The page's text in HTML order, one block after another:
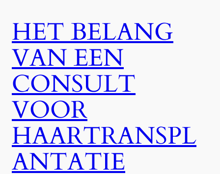
HET BELANG
VAN EEN
CONSULT
VOOR
HAARTRANSPL
ANTATIE